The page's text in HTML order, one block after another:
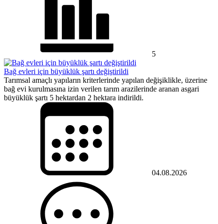
5
Bağ evleri için büyüklük şartı değiştirildi
Tarımsal amaçlı yapıların kriterlerinde yapılan değişiklikle, üzerine
bağ evi kurulmasına izin verilen tarım arazilerinde aranan asgari
büyüklük şartı 5 hektardan 2 hektara indirildi.
04.08.2026